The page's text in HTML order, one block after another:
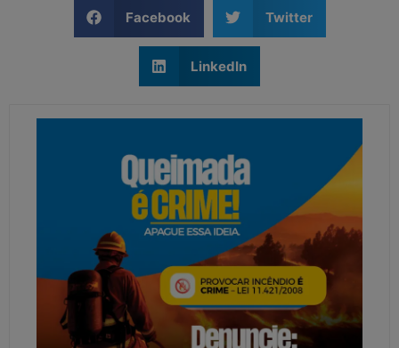
Facebook Twitter
LinkedIn